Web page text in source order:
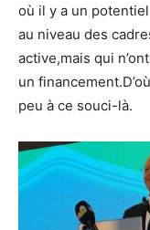
où il y a un
au niveau des
active,mais qui
un
peu à ce souci-là.